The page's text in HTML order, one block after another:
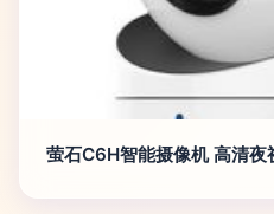
萤石C6H智能摄像机 高清夜